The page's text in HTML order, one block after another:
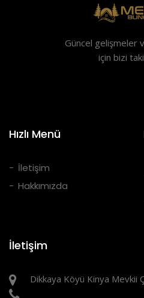
Güncel gelişmeler
için bizi
Hızlı Menü
İletişim
Hakkımızda
İletişim
Dikkaya Köyü Kinya Mevkii